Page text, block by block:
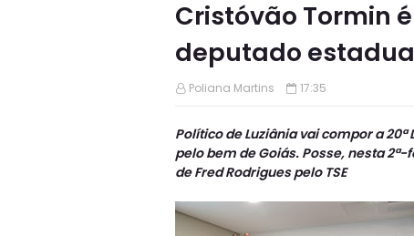
Cristóvão Tormin
deputado
Poliana Martins 17:35
Político de Luziânia vai compor a
pelo bem de Goiás. Posse, nesta
de Fred Rodrigues pelo TSE